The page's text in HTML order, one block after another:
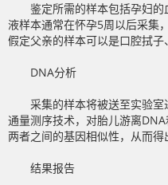
鉴定所需的样本包括孕妇的
液样本通常在怀孕5周以后采集
假定父亲的样本可以是口腔拭子
DNA分析
采集的样本将被送至实验室
通量测序技术，对胎儿游离
两者之间的基因相似性，从而得
结果报告